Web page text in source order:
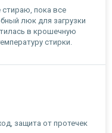
стираю, пока все
люк для загрузки
в крошечную
стирки.
защита от протечек